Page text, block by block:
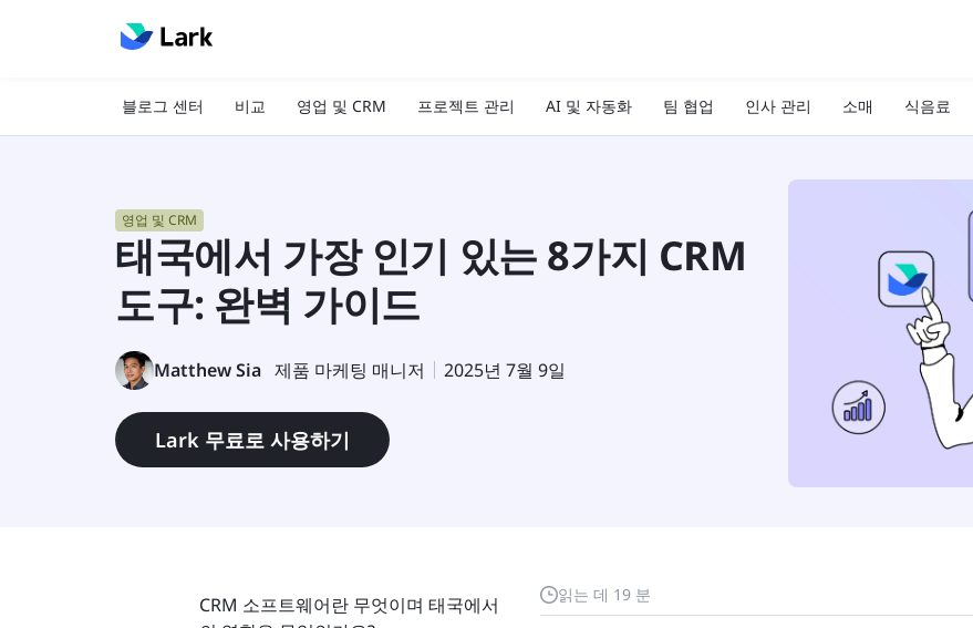
블로그 센터 비교 영업 및 CRM 프로젝트 관리 AI 및 자동화 팀 협업 인사 관리 소매 식음료
영업 및 CRM
태국에서 가장 인기 있는 8가지 CRM
도구: 완벽 가이드
Matthew Sia 제품 마케팅 매니저 2025년 7월 9일
Lark 무료로 사용하기
읽는 데 19 분
CRM 소프트웨어란 무엇이며 태국에서